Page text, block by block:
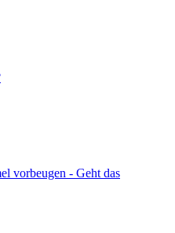
vorbeugen - Geht das